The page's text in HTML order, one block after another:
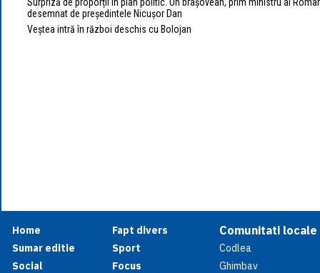
desemnat de președintele Nicușor Dan
Veștea intră în război deschis cu Bolojan
Home
Sumar editie
Social
Fapt divers
Sport
Focus
Comunitati locale
Codlea
Ghimbav